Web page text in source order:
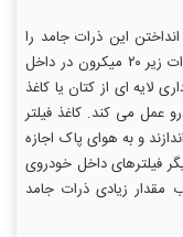
این ذرات جامد را
دارند ( معمولا بیش از ۹۸ درصد ذرات با اندازه ذرات زیر ۲۰ میکرون در داخل
لایه ای از کتان یا کاغذ
عمل می کند. کاغذ فیلتر
و به هوای پاک اجازه
فیلترهای داخل خودروی
مقدار زیادی ذرات جامد